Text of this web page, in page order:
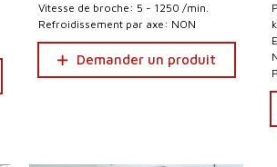
Vitesse de broche: 5 - 1250 /min.
Refroidissement par axe: NON
Demander un produit